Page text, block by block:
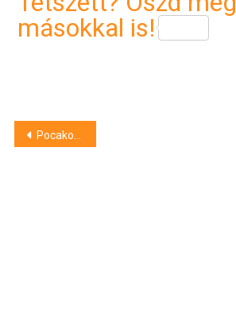
másokkal is!
Bejegyzés
Pocakos fotóval lepte meg Varga Viktor párja követőiket